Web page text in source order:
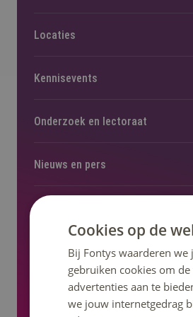
Volg ons op social media
Locaties
Kennisevents
Onderzoek en lectoraat
Nieuws en pers
Regelingen, statuten en
Cookies op de
Bij Fontys waarderen
gebruiken cookies om
advertenties aan te
we jouw internetgedrag